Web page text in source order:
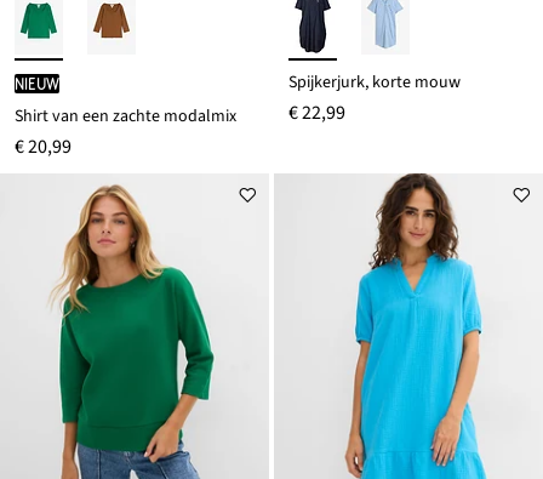
Nieuw
Shirt van een zachte modalmix
€ 20,99
Spijkerjurk, korte mouw
€ 22,99